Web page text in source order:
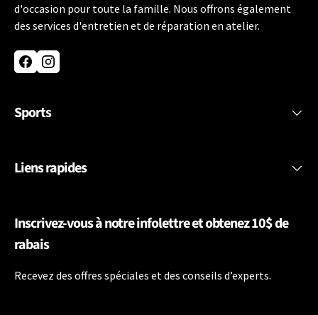
d'occasion pour toute la famille. Nous offrons également
des services d'entretien et de réparation en atelier.
FacebookInstagram
Sports
Liens rapides
Inscrivez-vous à notre infolettre et obtenez 10$ de
rabais
Recevez des offres spéciales et des conseils d’experts.